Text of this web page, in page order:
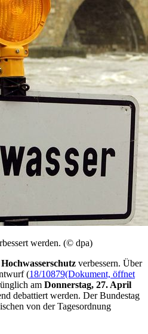
werden. (© dpa)
Hochwasserschutz verbessern. Über
(18/10879(Dokument, öffnet
am Donnerstag, 27. April
debattiert werden. Der Bundestag
von der Tagesordnung